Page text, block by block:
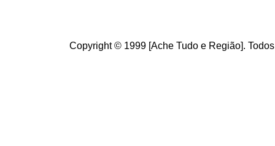
Copyright © 1999 [Ache Tudo e Região].